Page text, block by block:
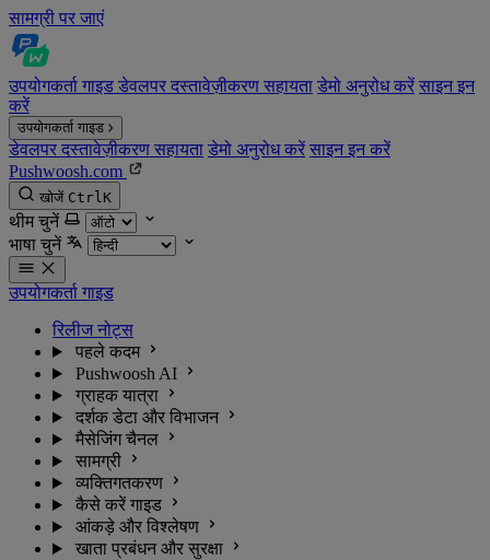
सामग्री पर जाएं
उपयोगकर्ता गाइड डेवलपर दस्तावेज़ीकरण सहायता डेमो अनुरोध करें साइन इन
करें
उपयोगकर्ता गाइड
डेवलपर दस्तावेज़ीकरण सहायता डेमो अनुरोध करें साइन इन करें
Pushwoosh.com
खोजें CtrlK
थीम चुनें
भाषा चुनें
उपयोगकर्ता गाइड
रिलीज नोट्स
पहले कदम
Pushwoosh AI
ग्राहक यात्रा
दर्शक डेटा और विभाजन
मैसेजिंग चैनल
सामग्री
व्यक्तिगतकरण
कैसे करें गाइड
आंकड़े और विश्लेषण
खाता प्रबंधन और सुरक्षा